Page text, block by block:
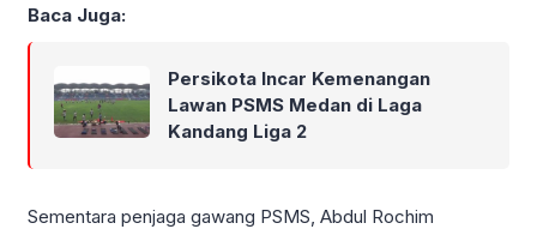
Baca Juga:
Persikota Incar Kemenangan
Lawan PSMS Medan di Laga
Kandang Liga 2
Sementara penjaga gawang PSMS, Abdul Rochim